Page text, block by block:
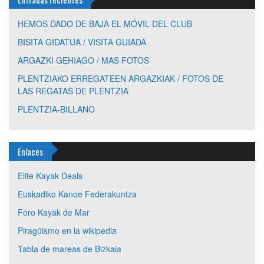
HEMOS DADO DE BAJA EL MÓVIL DEL CLUB
BISITA GIDATUA / VISITA GUIADA
ARGAZKI GEHIAGO / MAS FOTOS
PLENTZIAKO ERREGATEEN ARGAZKIAK / FOTOS DE
LAS REGATAS DE PLENTZIA
PLENTZIA-BILLANO
Enlaces
Elite Kayak Deals
Euskadiko Kanoe Federakuntza
Foro Kayak de Mar
Piragüismo en la wikipedia
Tabla de mareas de Bizkaia